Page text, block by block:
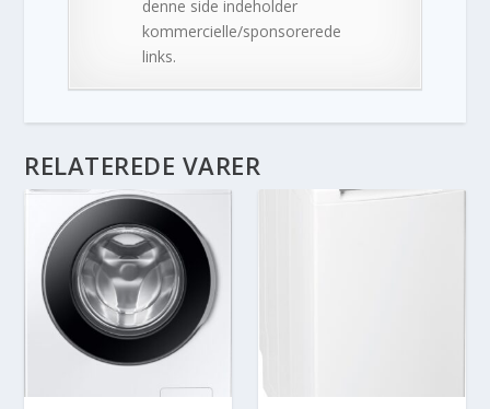
denne side indeholder
kommercielle/sponsorerede
links.
RELATEREDE VARER